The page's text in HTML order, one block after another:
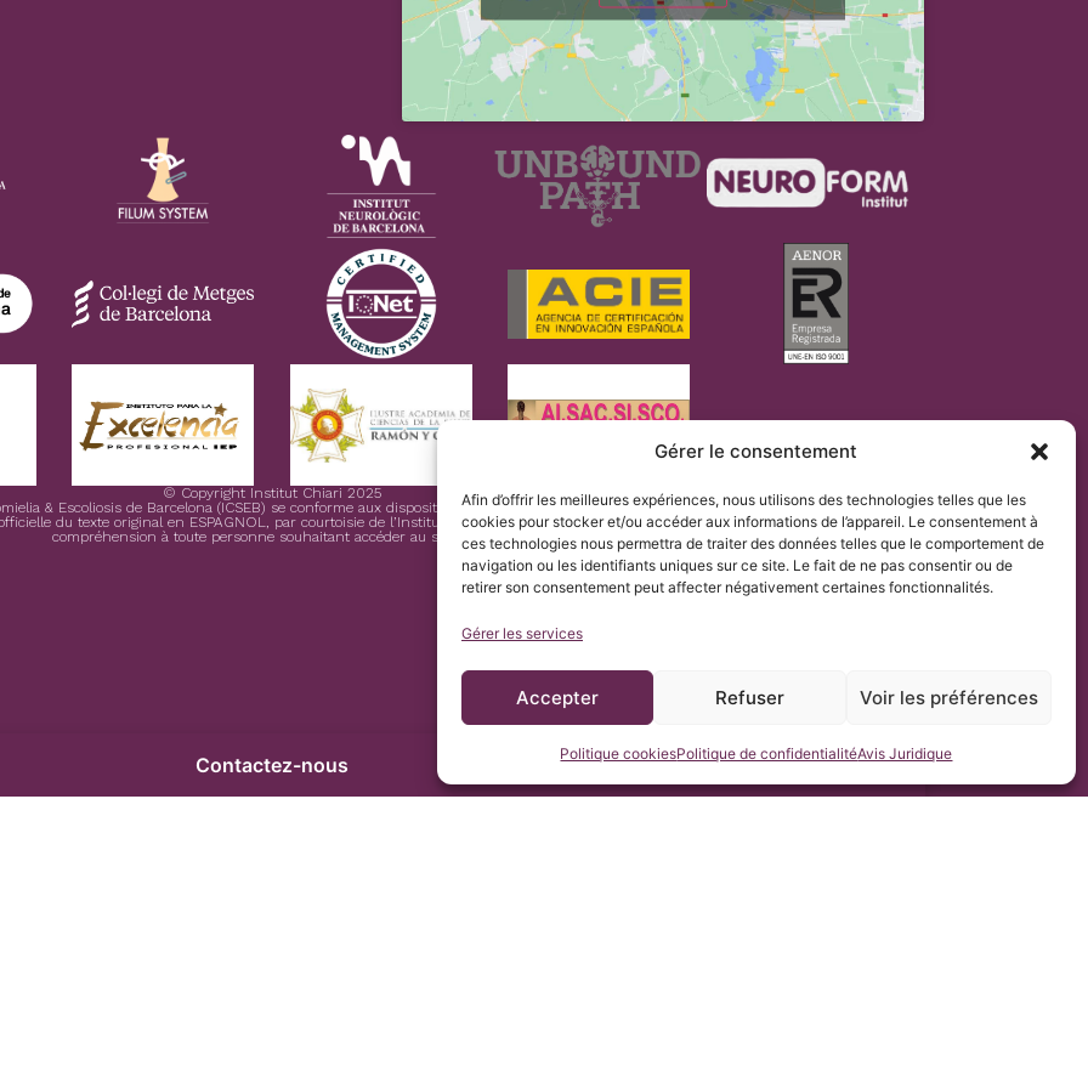
Gérer le consentement
Afin d’offrir les meilleures expériences, nous utilisons des technologies telles que les
cookies pour stocker et/ou accéder aux informations de l’appareil. Le consentement à
ces technologies nous permettra de traiter des données telles que le comportement de
navigation ou les identifiants uniques sur ce site. Le fait de ne pas consentir ou de
retirer son consentement peut affecter négativement certaines fonctionnalités.
Gérer les services
Accepter Refuser Voir les préférences
Politique cookiesPolitique de confidentialitéAvis Juridique
© Copyright Institut Chiari 2025
& Escoliosis de Barcelona (ICSEB) se conforme aux dispositions du Règlement UE 2016/679 (RGPD).
du texte original en ESPAGNOL, par courtoisie de l’Institut Chiari & Siringomielia & Escoliosis de Barcelona afin de faciliter sa
compréhension à toute personne souhaitant accéder au site Web.
Contactez-nous